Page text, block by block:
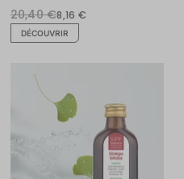
20,40 €8,16 €
DÉCOUVRIR